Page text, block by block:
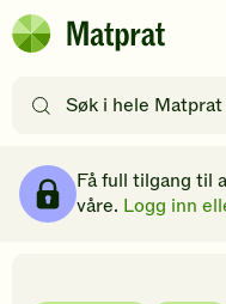
Hopp til hovedinnhold
Matprat
etter
filtre
Få full tilgang til
våre. Logg inn